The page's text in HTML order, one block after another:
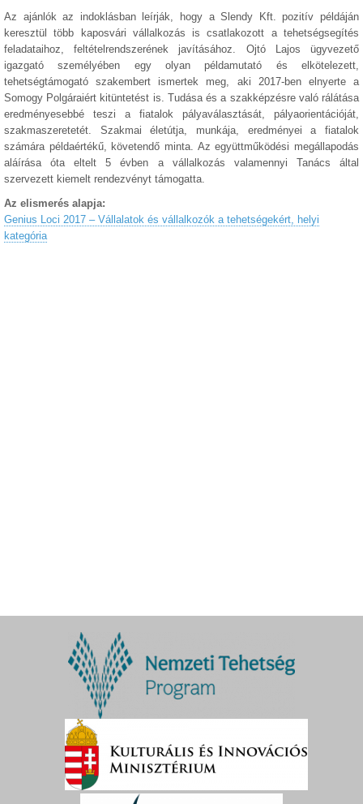
Az ajánlók az indoklásban leírják, hogy a Slendy Kft. pozitív példáján
keresztül több kaposvári vállalkozás is csatlakozott a tehetségsegítés
feladataihoz, feltételrendszerének javításához. Ojtó Lajos ügyvezető
igazgató személyében egy olyan példamutató és elkötelezett,
tehetségtámogató szakembert ismertek meg, aki 2017-ben elnyerte a
Somogy Polgáraiért kitüntetést is. Tudása és a szakképzésre való rálátása
eredményesebbé teszi a fiatalok pályaválasztását, pályaorientációját,
szakmaszeretetét. Szakmai életútja, munkája, eredményei a fiatalok
számára példaértékű, követendő minta. Az együttműködési megállapodás
aláírása óta eltelt 5 évben a vállalkozás valamennyi Tanács által
szervezett kiemelt rendezvényt támogatta.
Az elismerés alapja:
Genius Loci 2017 – Vállalatok és vállalkozók a tehetségekért, helyi
kategória